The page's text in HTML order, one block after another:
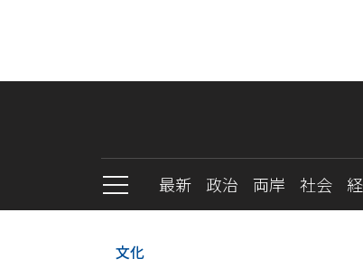
最新 政治 両岸 社会
文化